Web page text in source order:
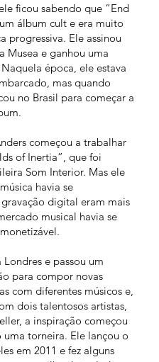
ficou sabendo que “End
álbum cult e era muito
progressiva. Ele assinou
Musea e ganhou uma
época, ele estava
mas quando
no Brasil para começar a
começou a trabalhar
of Inertia”, que foi
Som Interior. Mas ele
havia se
digital eram mais
musical havia se
e passou um
para compor novas
com diferentes músicos e,
dois talentosos artistas,
a inspiração começou
torneira. Ele lançou o
em 2011 e fez alguns